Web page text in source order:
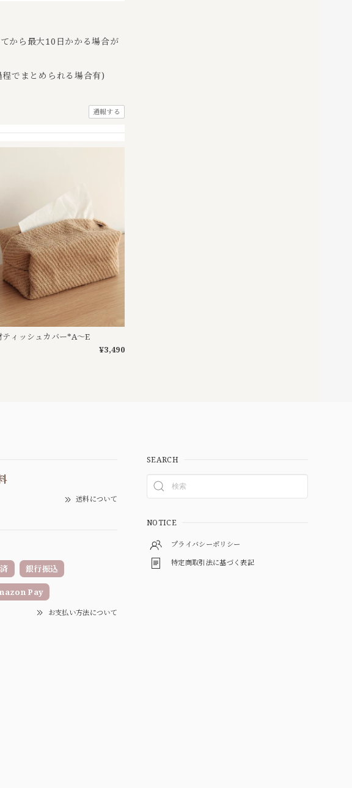
から最大10日かかる場合が
でまとめられる場合有)
通報する
ティッシュカバー*A〜E
¥3,490
送料について
銀行振込
Pay
お支払い方法について
SEARCH
NOTICE
プライバシーポリシー
特定商取引法に基づく表記